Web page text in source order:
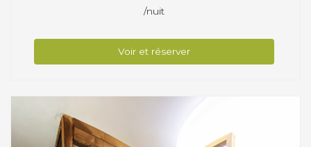
/nuit
Voir et réserver